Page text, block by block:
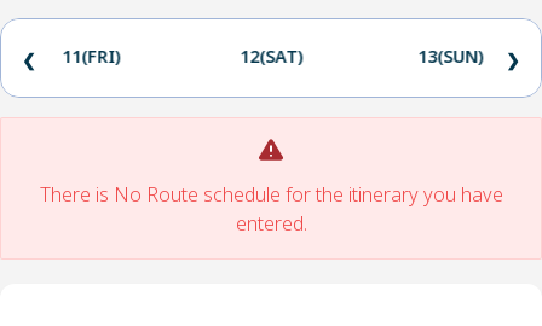
11(FRI) 12(SAT) 13(SUN)
❮ ❯
There is No Route schedule for the itinerary you have
entered.